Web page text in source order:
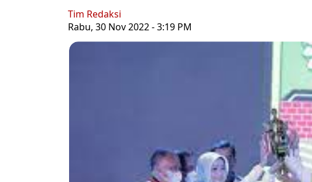
Tim Redaksi
Rabu, 30 Nov 2022 - 3:19 PM